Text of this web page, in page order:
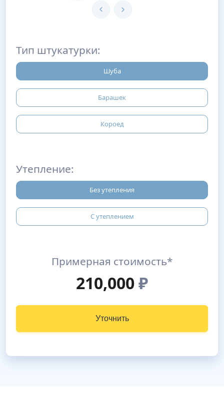
Тип штукатурки:
Шуба
Барашек
Короед
Утепление:
Без утепления
С утеплением
Примерная стоимость*
210,000₽
Уточнить